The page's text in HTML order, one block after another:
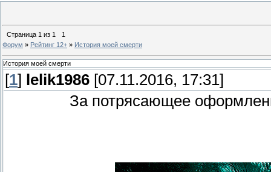
Страница 1 из 1
1
Форум » Рейтинг 12+ » История моей смерти
История моей смерти
[1] lelik1986 [07.11.2016, 17:31]
За потрясающее